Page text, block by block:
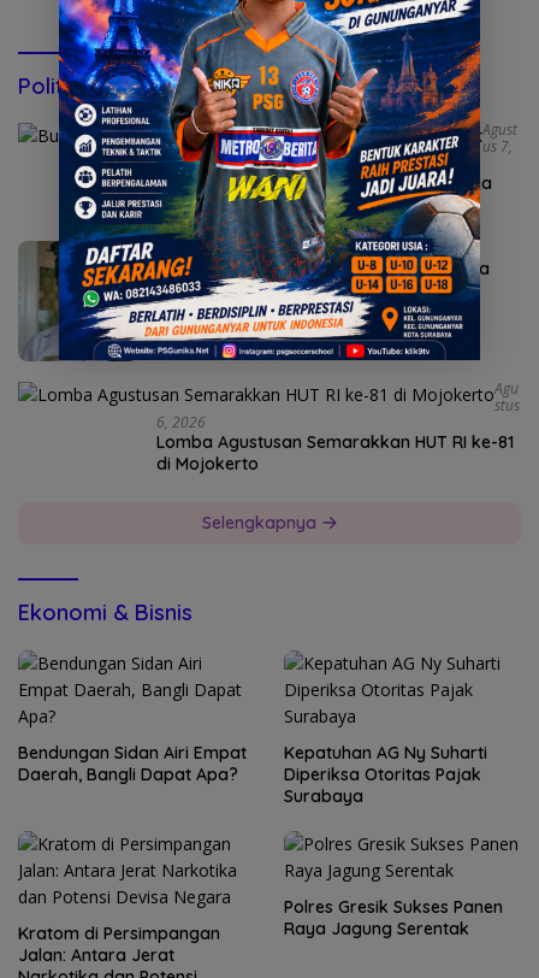
Politik & Pemerintahan
Agust
Us 7,
2026
Bunda Genre Mojokerto Ingatkan Remaja
Bahaya Rokok
Agustus 6, 2026
Sekda Karangasem I Ketut Sedana Merta
Diperiksa Kejari
Agu
Stus
6, 2026
Lomba Agustusan Semarakkan HUT RI ke-81
di Mojokerto
Selengkapnya
Ekonomi & Bisnis
Bendungan Sidan Airi Empat
Daerah, Bangli Dapat Apa?
Kepatuhan AG Ny Suharti
Diperiksa Otoritas Pajak
Surabaya
Kratom di Persimpangan
Jalan: Antara Jerat
Polres Gresik Sukses Panen
Raya Jagung Serentak